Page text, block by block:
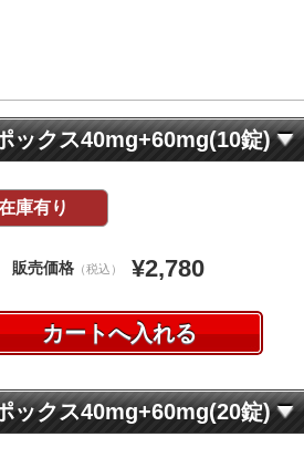
ックス40mg+60mg(10錠)
庫有り
販売価格 （税込） ¥2,780
ックス40mg+60mg(20錠)